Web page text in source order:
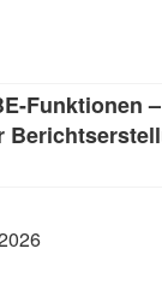
Funktionen